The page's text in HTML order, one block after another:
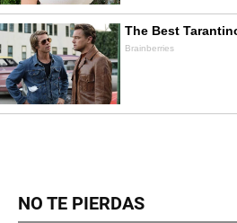
NO TE PIERDAS